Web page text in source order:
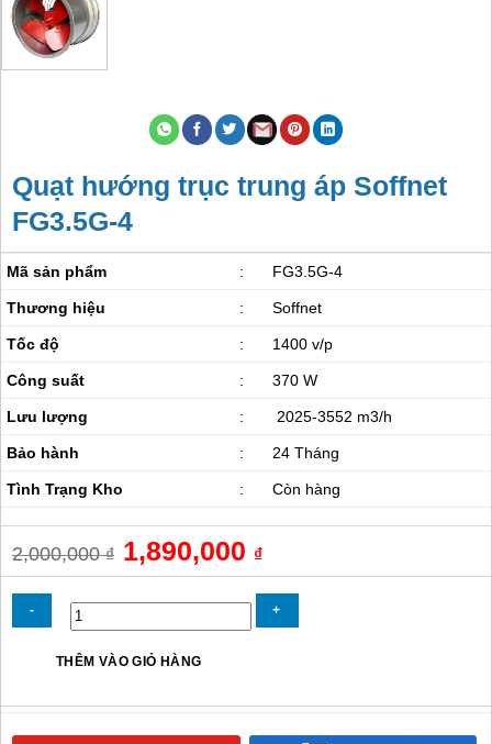
Quạt hướng trục trung áp Soffnet
FG3.5G-4
Mã sản phẩm : FG3.5G-4
Thương hiệu : Soffnet
Tốc độ : 1400 v/p
Công suất : 370 W
Lưu lượng : 2025-3552 m3/h
Bảo hành : 24 Tháng
Tình Trạng Kho : Còn hàng
2,000,000₫
Giá
gốc
là:
1,890,000 ₫
Giá
hiện
tại
là:
1,890,000 ₫.
áp
THÊM VÀO GIỎ HÀNG